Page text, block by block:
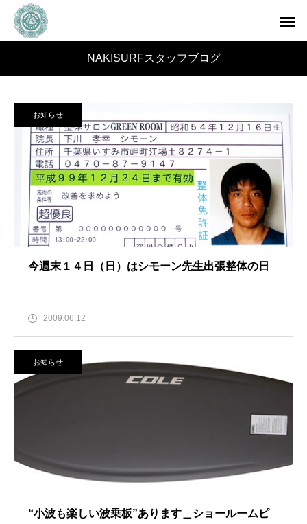
NAKISURFスタッフブログ
お知らせ
今週末１４日（日）はシモーン先生出張整体の日
2009.06.12
お知らせ
“小波も楽しい波乗板”あります＿ショールームピ